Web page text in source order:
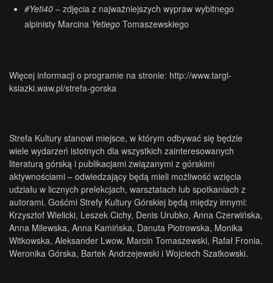
#Yeti40 – zdjęcia z najważniejszych wypraw wybitnego
alpinisty Marcina Yetiego Tomaszewskiego
Więcej informacji o programie na stronie: http://www.targi-
ksiazki.waw.pl/strefa-gorska
Strefa Kultury stanowi miejsce, w którym odbywać się będzie
wiele wydarzeń istotnych dla wszystkich zainteresowanych
literaturą górską i publikacjami związanymi z górskimi
aktywnościami – odwiedzający będą mieli możliwość wzięcia
udziału w licznych prelekcjach, warsztatach lub spotkaniach z
autorami. Gośćmi Strefy Kultury Górskiej będą między innymi:
Krzysztof Wielicki, Leszek Cichy, Denis Urubko, Anna Czerwińska,
Anna Milewska, Anna Kamińska, Danuta Piotrowska, Monika
Witkowska, Aleksander Lwow, Marcin Tomaszewski, Rafał Fronia,
Weronika Górska, Bartek Andrzejewski i Wojciech Szatkowski.